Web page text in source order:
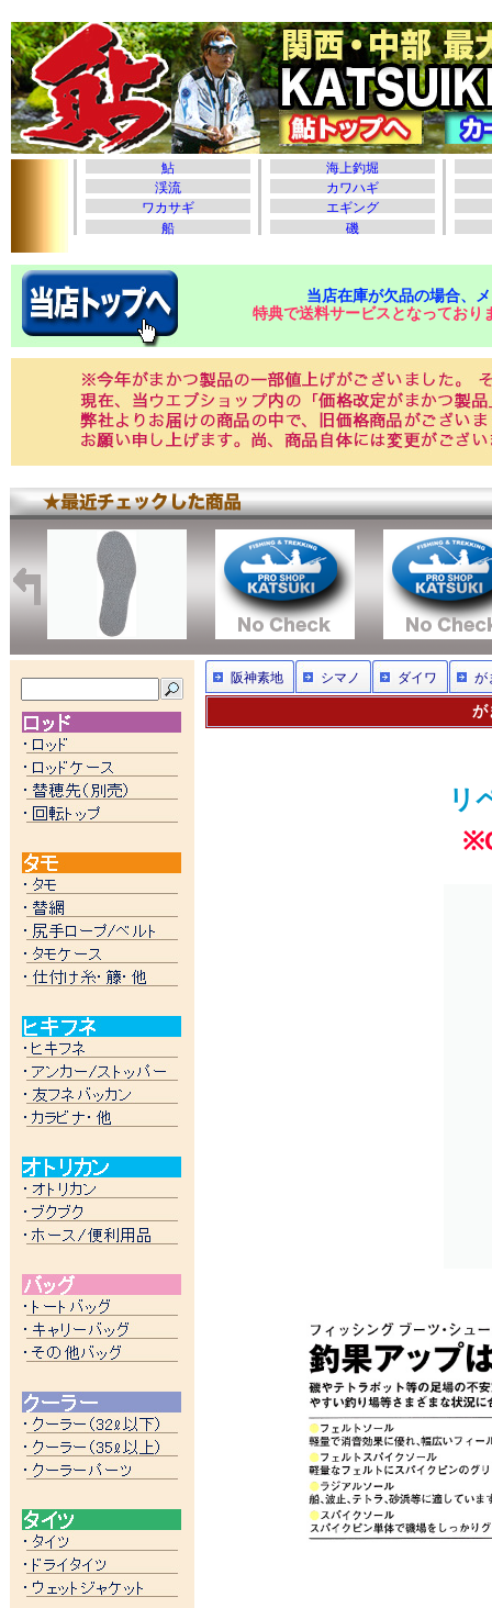
当店在庫が欠品の場合、
特典で送料サービスとなっており
阪神素地 シマノ ダイワ が
が
リ